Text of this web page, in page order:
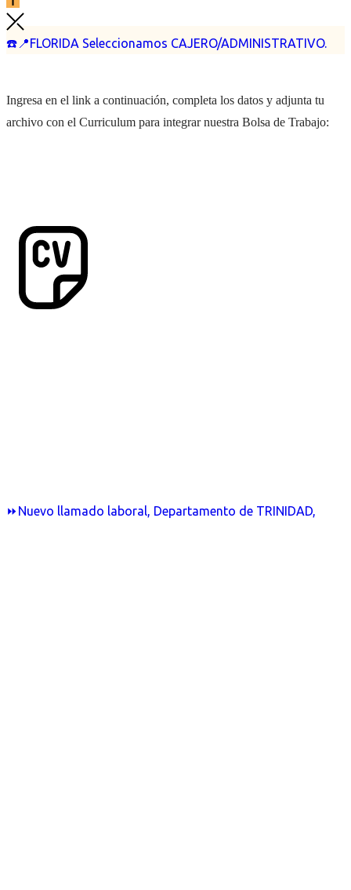
☎️📍FLORIDA Seleccionamos CAJERO/ADMINISTRATIVO.
⏩Nuevo llamado laboral, Departamento de TRINIDAD,
Ingresa en el link a continuación, completa los datos y adjunta tu
archivo con el Curriculum para integrar nuestra Bolsa de Trabajo: